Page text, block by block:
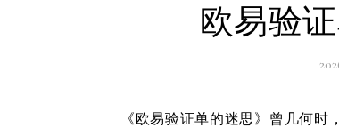
欧易验
《欧易验证单的迷思》曾几何时，我在一家初创公司担任项目经理，那时的我们如同闯荡江湖的侠客，每